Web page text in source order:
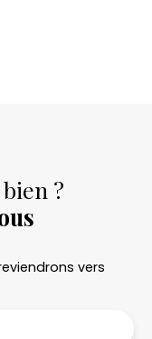
?
vers